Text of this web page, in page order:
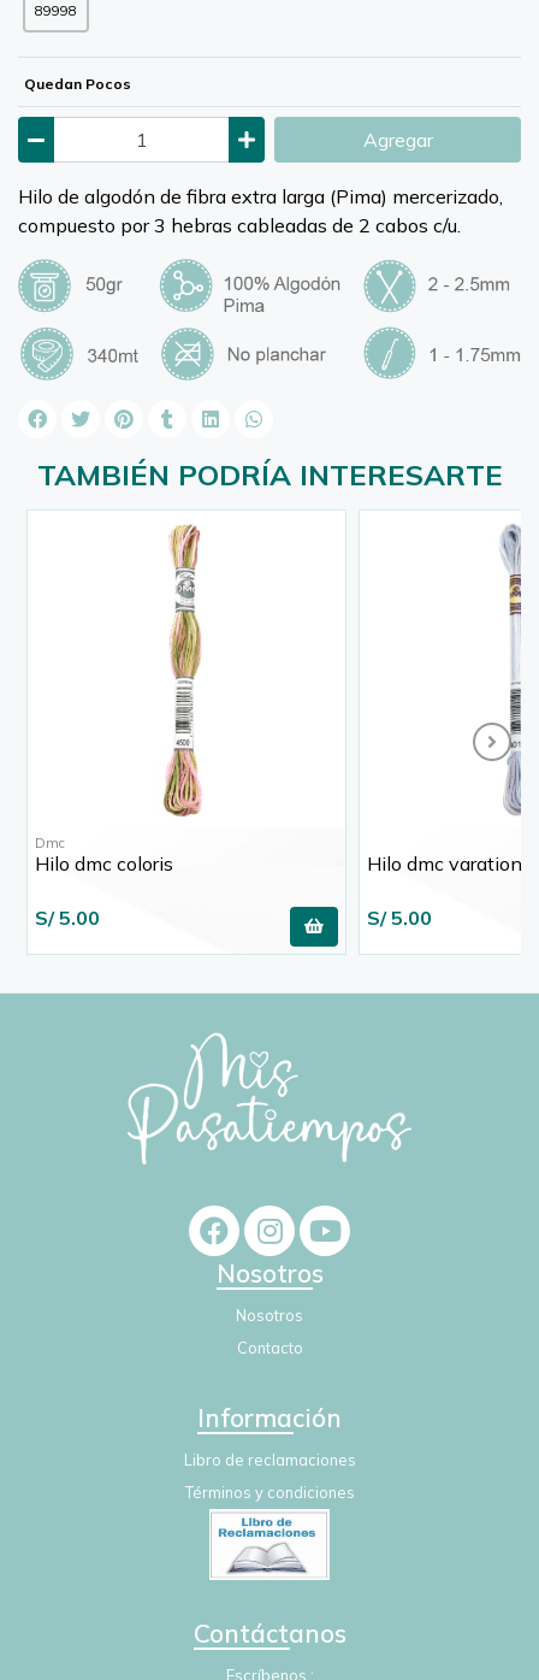
89998
Quedan Pocos
Agregar
Hilo de algodón de fibra extra larga (Pima) mercerizado,
compuesto por 3 hebras cableadas de 2 cabos c/u.
TAMBIÉN PODRÍA INTERESARTE
Dmc
Hilo dmc coloris
S/ 5.00
Hilo dmc varations
S/ 5.00
Nosotros
Nosotros
Contacto
Información
Libro de reclamaciones
Términos y condiciones
Contáctanos
Escríbenos